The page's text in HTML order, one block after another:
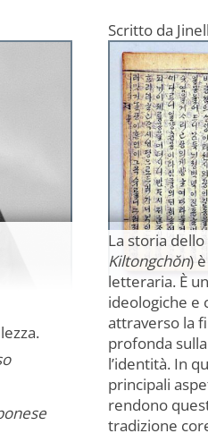
Scritto da
La storia
Kiltongchŏn)
letteraria. È
ideologiche e
attraverso la
profonda
l’identità. In
principali
rendono
tradizione